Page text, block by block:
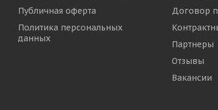
Публичная оферта
Политика персональных
данных
Договор
Партнеры
Отзывы
Вакансии